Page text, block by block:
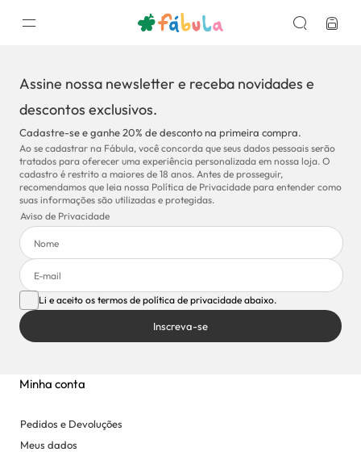
Assine nossa newsletter e receba novidades e
descontos exclusivos.
Cadastre-se e ganhe 20% de desconto na primeira compra.
Ao se cadastrar na Fábula, você concorda que seus dados pessoais serão
tratados para oferecer uma experiência personalizada em nossa loja. O
cadastro é restrito a maiores de 18 anos. Antes de prosseguir,
recomendamos que leia nossa Política de Privacidade para entender como
suas informações são utilizadas e protegidas.
Aviso de Privacidade
Li e aceito os termos de política de privacidade abaixo.
Inscreva-se
Minha conta
Pedidos e Devoluções
Meus dados